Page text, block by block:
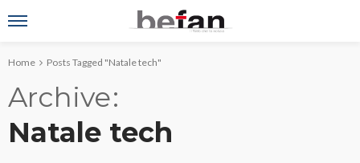
Home Posts Tagged "Natale tech"
Archive
Natale tech